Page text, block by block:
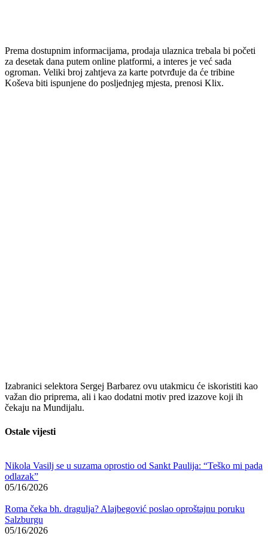
Prema dostupnim informacijama, prodaja ulaznica trebala bi početi
za desetak dana putem online platformi, a interes je već sada
ogroman. Veliki broj zahtjeva za karte potvrđuje da će tribine
Koševa biti ispunjene do posljednjeg mjesta, prenosi Klix.
Izabranici selektora Sergej Barbarez ovu utakmicu će iskoristiti kao
važan dio priprema, ali i kao dodatni motiv pred izazove koji ih
čekaju na Mundijalu.
Ostale vijesti
Nikola Vasilj se u suzama oprostio od Sankt Paulija: “Teško mi pada
odlazak”
05/16/2026
Roma čeka bh. dragulja? Alajbegović poslao oproštajnu poruku
Salzburgu
05/16/2026